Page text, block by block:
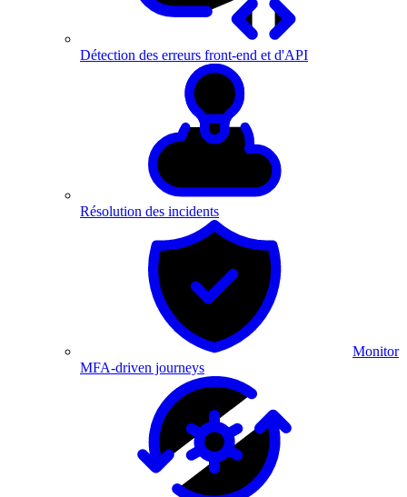
Détection des erreurs front-end et d'API
Résolution des incidents
Monitor
MFA-driven journeys